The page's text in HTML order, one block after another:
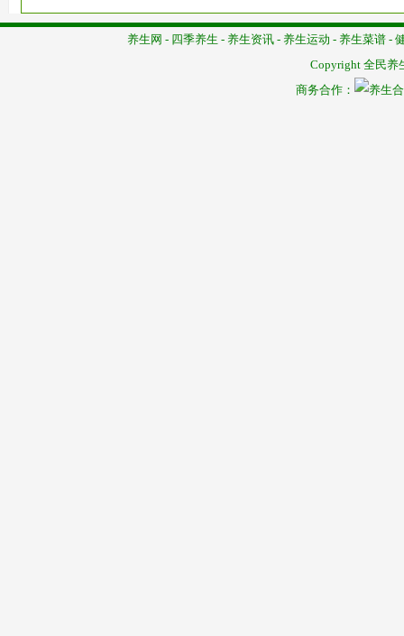
养生网 - 四季养生 - 养生资讯 - 养生运动 - 养生菜谱 -
Copyright 全民养
商务合作：